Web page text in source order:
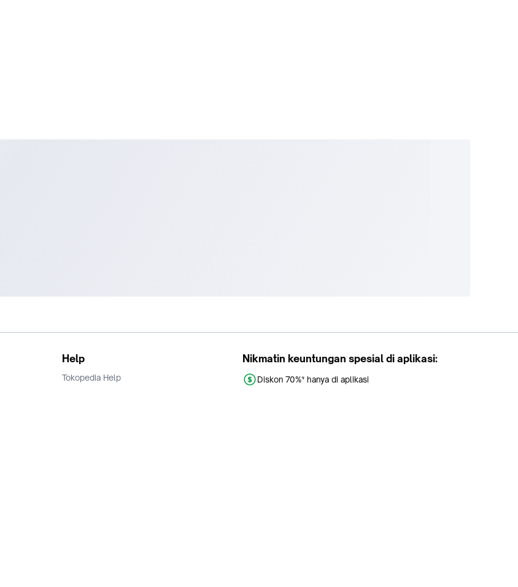
Help
Tokopedia Help
Nikmatin keuntungan spesial di aplikasi:
Diskon 70%* hanya di aplikasi